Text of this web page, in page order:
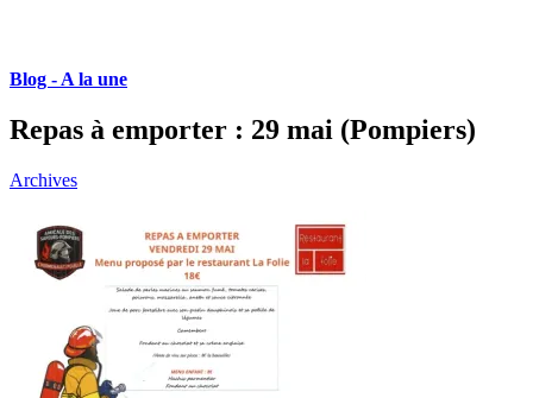
Blog - A la une
Repas à emporter : 29 mai (Pompiers)
Archives